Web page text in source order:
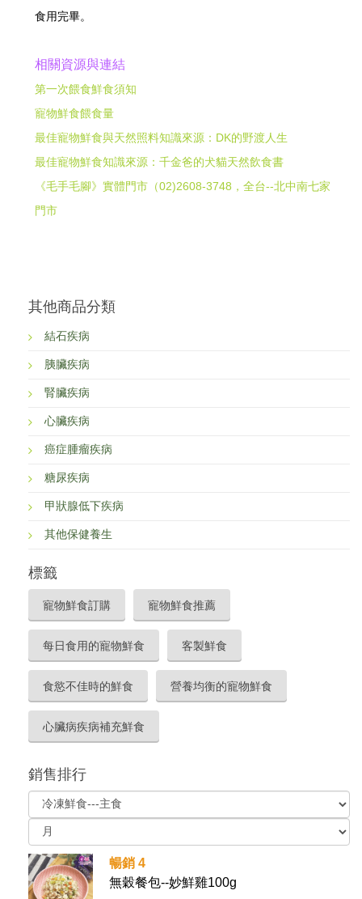
食用完畢。
相關資源與連結
第一次餵食鮮食須知
寵物鮮食餵食量
最佳寵物鮮食與天然照料知識來源：DK的野渡人生
最佳寵物鮮食知識來源：千金爸的犬貓天然飲食書
《毛手毛腳》實體門市（02)2608-3748，全台--北中南七家
門市
其他商品分類
結石疾病
胰臟疾病
腎臟疾病
心臟疾病
癌症腫瘤疾病
糖尿疾病
甲狀腺低下疾病
其他保健養生
標籤
寵物鮮食訂購 寵物鮮食推薦
每日食用的寵物鮮食 客製鮮食
食慾不佳時的鮮食 營養均衡的寵物鮮食
心臟病疾病補充鮮食
銷售排行
暢銷 4
無穀餐包--妙鮮雞100g